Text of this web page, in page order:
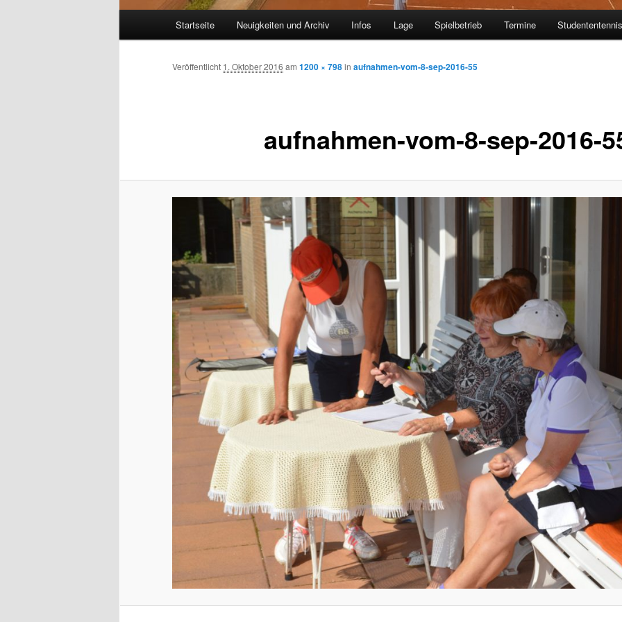
Startseite Neuigkeiten und Archiv Infos Lage Spielbetrieb Termine Studententennis
aufnahmen-vom-8-sep-2016-
Veröffentlicht 1. Oktober 2016 am 1200 × 798in aufnahmen-vom-8-sep-2016-55